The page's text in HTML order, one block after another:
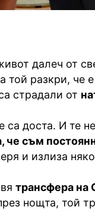
далеч от
той разкри, че
страдали от
доста. И те
че съм
и излиза
трансфера на
нощта, той